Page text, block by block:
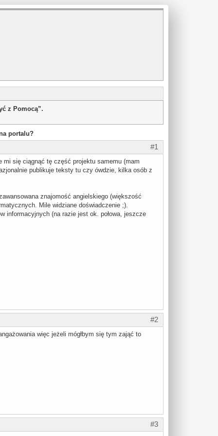
z Pomocą”.
portalu?
#1
mi się ciągnąć tę część projektu samemu (mam
publikuje teksty tu czy ówdzie, kilka osób z
znajomość angielskiego (większość
Mile widziane doświadczenie ;).
informacyjnych (na razie jest ok. połowa, jeszcze
#2
więc jeżeli mógłbym się tym zająć to
#3